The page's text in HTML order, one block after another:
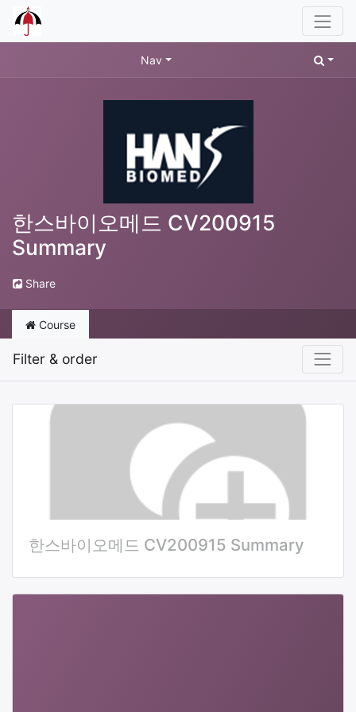
Nav
한스바이오메드 CV200915
Summary
Share
Course
Filter & order
한스바이오메드 CV200915 Summary